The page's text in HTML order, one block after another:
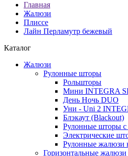
Главная
Жалюзи
Плиссе
Лайн Перламутр бежевый
Каталог
Жалюзи
Рулонные шторы
Рольшторы
Мини INTEGRA
День Ночь DUO
Уни - Uni 2
Блэкаут (Blackout)
Рулонные шторы с
Электрические
Рулонные жалюзи
Горизонтальные жалюзи